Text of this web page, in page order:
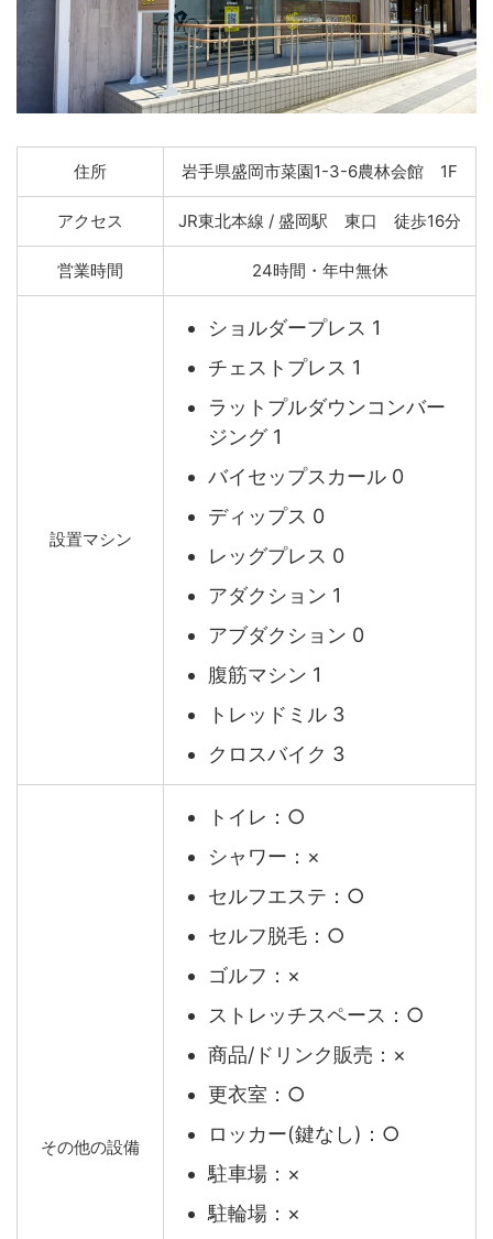
住所 岩手県盛岡市菜園1-3-6農林会館 1F
アクセス JR東北本線 / 盛岡駅 東口 徒歩16分
営業時間 24時間・年中無休
設置マシン
ショルダープレス 1
チェストプレス 1
ラットプルダウンコンバー
ジング 1
バイセップスカール 0
ディップス 0
レッグプレス 0
アダクション 1
アブダクション 0
腹筋マシン 1
トレッドミル 3
クロスバイク 3
その他の設備
トイレ：○
シャワー：×
セルフエステ：○
セルフ脱毛：○
ゴルフ：×
ストレッチスペース：○
商品/ドリンク販売：×
更衣室：○
ロッカー(鍵なし)：○
駐車場：×
駐輪場：×